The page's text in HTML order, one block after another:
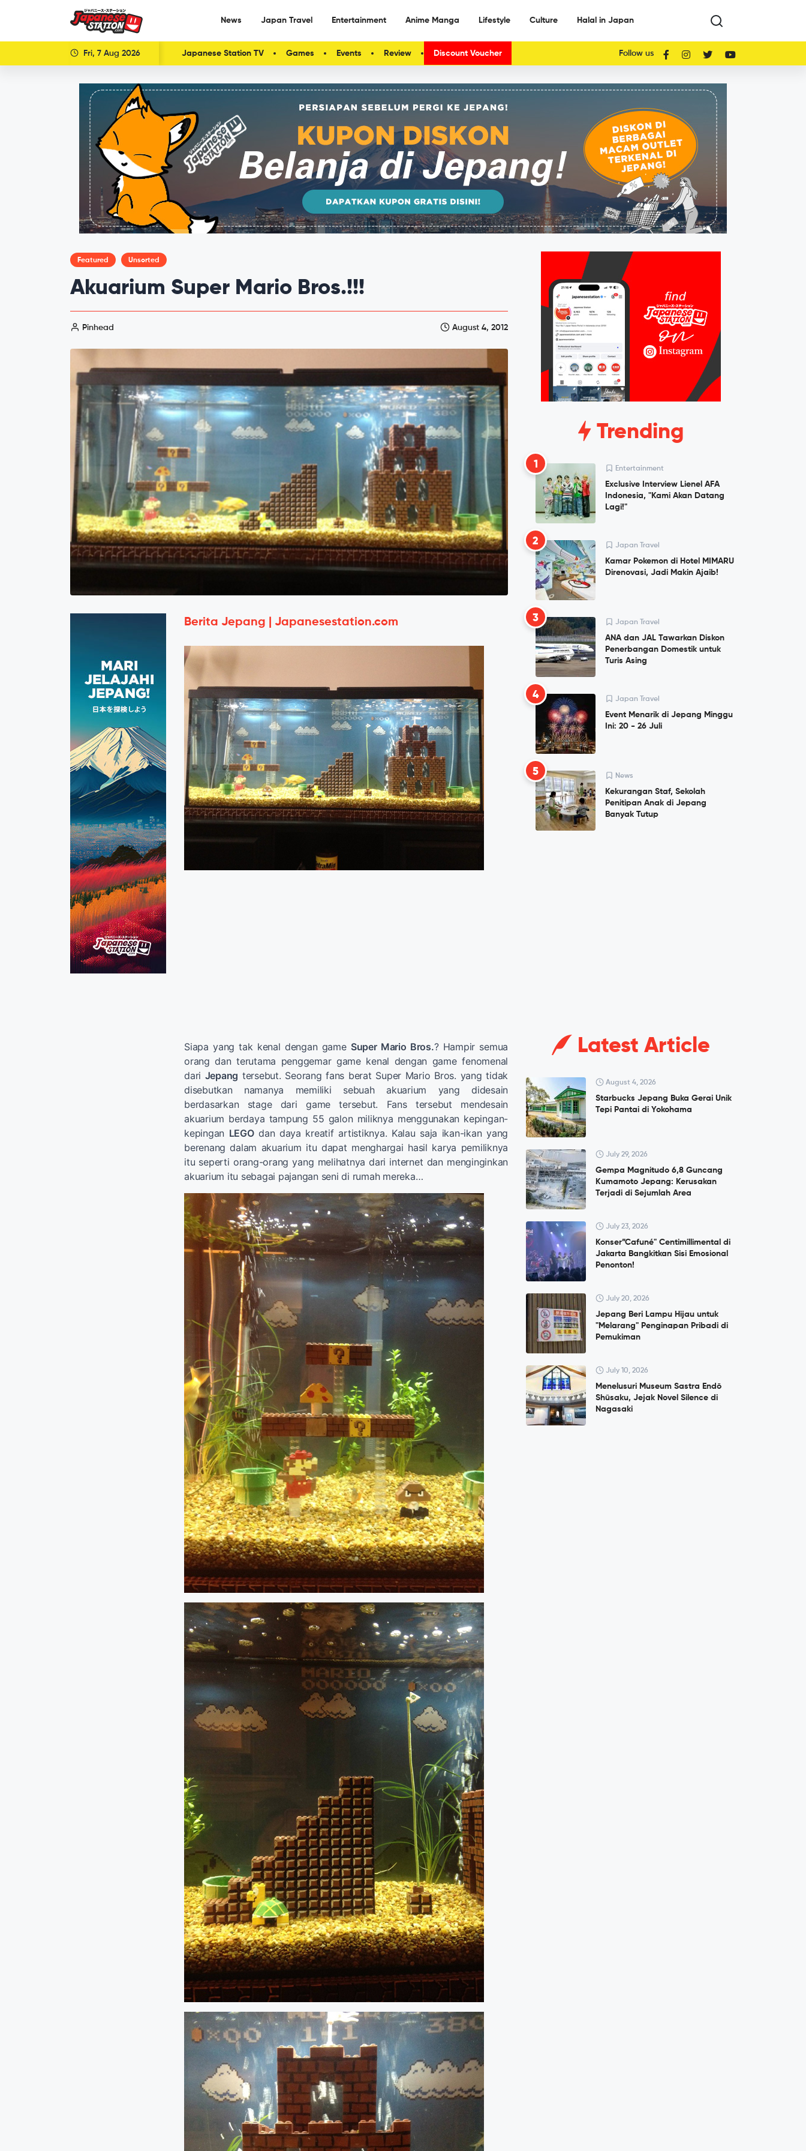
News Japan Travel Entertainment Anime Manga Lifestyle Culture Halal in Japan
Fri, 7 Aug 2026 Japanese Station TV Games Events Review Discount Voucher Follow us
Featured Unsorted
Akuarium Super Mario Bros.!!!
Pinhead August 4, 2012
Berita Jepang | Japanesestation.com
Siapa yang tak kenal dengan game Super Mario Bros.? Hampir semua
orang dan terutama penggemar game kenal dengan game fenomenal
dari Jepang tersebut. Seorang fans berat Super Mario Bros. yang tidak
disebutkan namanya memiliki sebuah akuarium yang didesain
berdasarkan stage dari game tersebut. Fans tersebut mendesain
akuarium berdaya tampung 55 galon miliknya menggunakan kepingan-
kepingan LEGOdan daya kreatif artistiknya. Kalau saja ikan-ikan yang
berenang dalam akuarium itu dapat menghargai hasil karya pemiliknya
itu seperti orang-orang yang melihatnya dari internet dan menginginkan
akuarium itu sebagai pajangan seni di rumah mereka…
Trending
1 Entertainment
Exclusive Interview Lienel AFA
Indonesia, "Kami Akan Datang
Lagi!"
2 Japan Travel
Kamar Pokemon di Hotel MIMARU
Direnovasi, Jadi Makin Ajaib!
3 Japan Travel
ANA dan JAL Tawarkan Diskon
Penerbangan Domestik untuk
Turis Asing
4 Japan Travel
Event Menarik di Jepang Minggu
Ini: 20 - 26 Juli
5 News
Kekurangan Staf, Sekolah
Penitipan Anak di Jepang
Banyak Tutup
Latest Article
August 4, 2026
Starbucks Jepang Buka Gerai Unik
Tepi Pantai di Yokohama
July 29, 2026
Gempa Magnitudo 6,8 Guncang
Kumamoto Jepang: Kerusakan
Terjadi di Sejumlah Area
July 23, 2026
Konser”Cafuné" Centimillimental di
Jakarta Bangkitkan Sisi Emosional
Penonton!
July 20, 2026
Jepang Beri Lampu Hijau untuk
"Melarang" Penginapan Pribadi di
Pemukiman
July 10, 2026
Menelusuri Museum Sastra Endō
Shūsaku, Jejak Novel Silence di
Nagasaki